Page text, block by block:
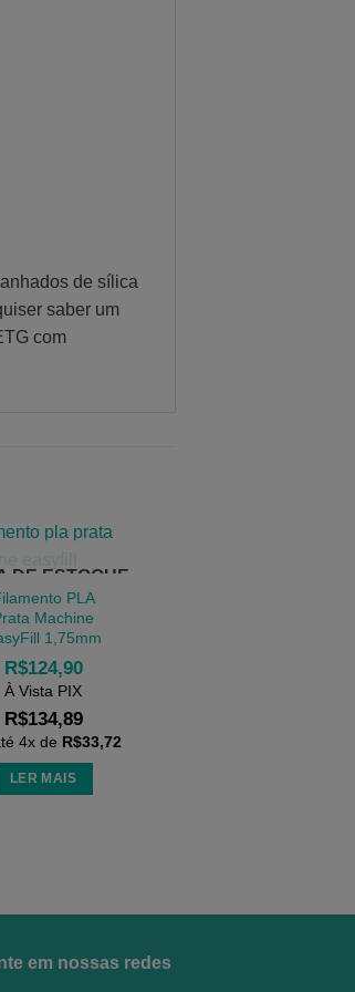
de sílica
saber um
com
DE ESTOQUE
PLA
Machine
1,75mm
R$124,90
À Vista PIX
R$134,89
4x de R$33,72
LER MAIS
em nossas redes